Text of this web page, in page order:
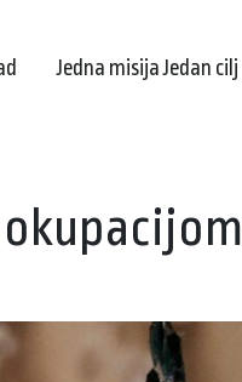
Jedna misija Jedan cilj